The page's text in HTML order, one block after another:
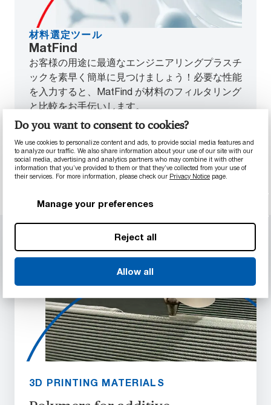
Do you want to consent to cookies?
We use cookies to personalize content and ads, to provide social media features and
to analyze our traffic. We also share information about your use of our site with our
social media, advertising and analytics partners who may combine it with other
information that you’ve provided to them or that they’ve collected from your use of
their services. For more information, please check our Privacy Notice page.
Manage your preferences
Reject all
Allow all
材料選定ツール
MatFind
お客様の用途に最適なエンジニアリングプラスチ
ックを素早く簡単に見つけましょう！必要な性能
を入力すると、MatFind が材料のフィルタリング
と比較をお手伝いします。
MatFind は現在、英語でのみご利用いただけま
す。）
検索を開始する
3D PRINTING MATERIALS